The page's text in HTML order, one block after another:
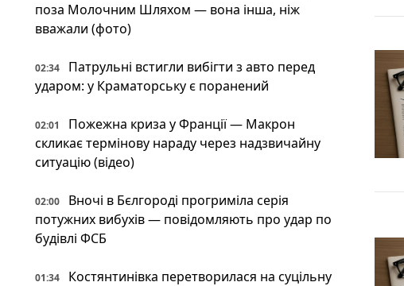
поза Молочним Шляхом — вона інша, ніж
вважали (фото)
02:34
Патрульні встигли вибігти з авто перед
ударом: у Краматорську є поранений
02:01
Пожежна криза у Франції — Макрон
скликає термінову нараду через надзвичайну
ситуацію (відео)
02:00
Вночі в Бєлгороді прогриміла серія
потужних вибухів — повідомляють про удар по
будівлі ФСБ
01:34
Костянтинівка перетворилася на суцільну